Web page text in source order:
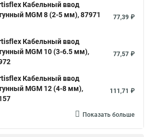
Кабельный ввод
МGM 8 (2-5 мм), 87971
77,39 ₽
Кабельный ввод
МGM 10 (3-6.5 мм),
77,57 ₽
Кабельный ввод
МGM 12 (4-8 мм),
111,71 ₽
Показать больше